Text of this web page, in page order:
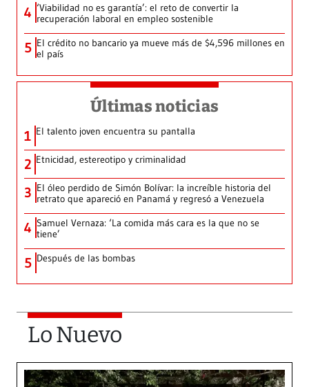
4 ‘Viabilidad no es garantía’: el reto de convertir la
recuperación laboral en empleo sostenible
5 El crédito no bancario ya mueve más de $4,596 millones en
el país
Últimas noticias
1 El talento joven encuentra su pantalla​
2 Etnicidad, estereotipo y criminalidad
3 El óleo perdido de Simón Bolívar: la increíble historia del
retrato que apareció en Panamá y regresó a Venezuela
4 Samuel Vernaza: ‘La comida más cara es la que no se
tiene’
5 Después de las bombas
Lo Nuevo